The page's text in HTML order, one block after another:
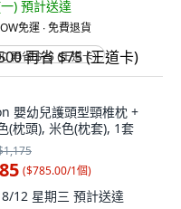
) 預計送達
免運 ∙ 免費退貨
再省 $75 (王道卡)
嬰幼兒護頭型頸椎枕 +
(枕頭), 米色(枕套), 1套
($785.00/1個)
8/12 星期三 預計送達